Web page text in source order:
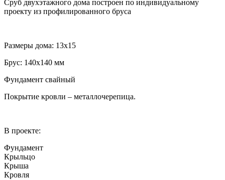
Сруб двухэтажного дома построен по индивидуальному
проекту из профилированного бруса
Размеры дома: 13х15
Брус: 140х140 мм
Фундамент свайный
Покрытие кровли – металлочерепица.
В проекте:
Фундамент
Крыльцо
Крыша
Кровля